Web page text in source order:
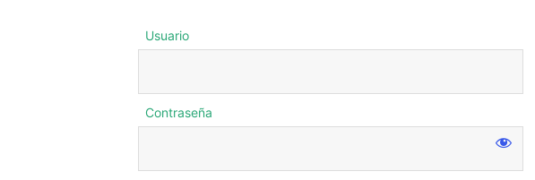
Usuario
Contraseña